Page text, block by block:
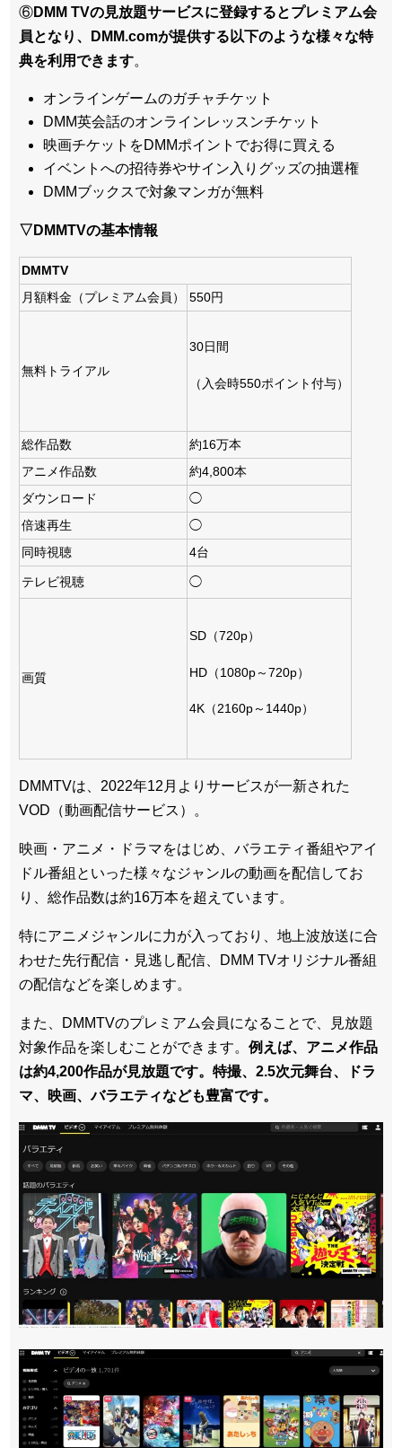
⑥DMM TVの見放題サービスに登録するとプレミアム会
員となり、DMM.comが提供する以下のような様々な特
典を利用できます。
オンラインゲームのガチャチケット
DMM英会話のオンラインレッスンチケット
映画チケットをDMMポイントでお得に買える
イベントへの招待券やサイン入りグッズの抽選権
DMMブックスで対象マンガが無料
▽DMMTVの基本情報
DMMTV
月額料金（プレミアム会員）
550円
無料トライアル
30日間
（入会時550ポイント付与）
総作品数
約16万本
アニメ作品数
約4,800本
ダウンロード
◯
倍速再生
◯
同時視聴
4台
テレビ視聴 ◯
画質
SD（720p）
HD（1080p～720p）
4K（2160p～1440p）
DMMTVは、2022年12月よりサービスが一新された
VOD（動画配信サービス）。
映画・アニメ・ドラマをはじめ、バラエティ番組やアイ
ドル番組といった様々なジャンルの動画を配信してお
り、総作品数は約16万本を超えています。
特にアニメジャンルに力が入っており、地上波放送に合
わせた先行配信・見逃し配信、DMM TVオリジナル番組
の配信などを楽しめます。
また、DMMTVのプレミアム会員になることで、見放題
対象作品を楽しむことができます。 例えば、アニメ作品
は約4,200作品が見放題です。特撮、2.5次元舞台、ドラ
マ、映画、バラエティなども豊富です。